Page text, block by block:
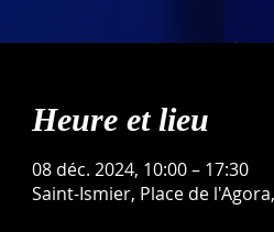
Heure et lieu
08 déc. 2024, 10:00 – 17:30
Saint-Ismier, Place de